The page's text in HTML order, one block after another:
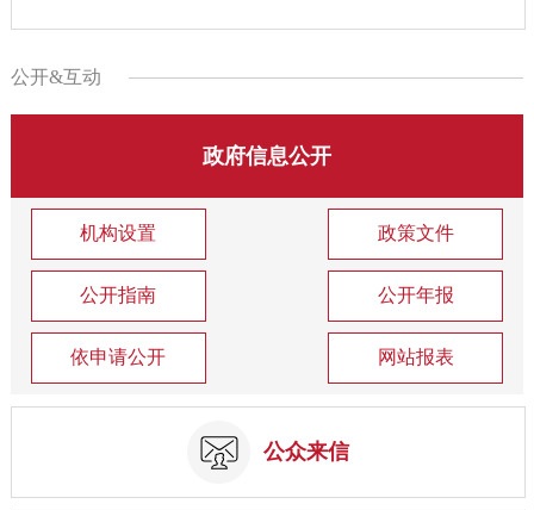
公开&互动
政府信息公开
机构设置 政策文件
公开指南 公开年报
依申请公开 网站报表
公众来信